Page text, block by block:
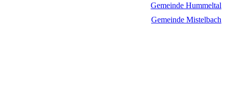
Gemeinde Hummeltal
Gemeinde Mistelbach